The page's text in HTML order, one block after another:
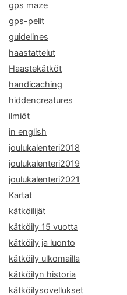
gps maze
gps-pelit
guidelines
haastattelut
Haastekätköt
handicaching
hiddencreatures
ilmiöt
in english
joulukalenteri2018
joulukalenteri2019
joulukalenteri2021
Kartat
kätköilijät
kätköily 15 vuotta
kätköily ja luonto
kätköily ulkomailla
kätköilyn historia
kätköilysovellukset